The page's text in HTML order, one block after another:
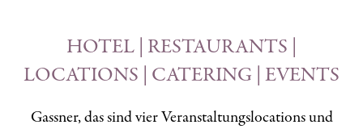
HOTEL | RESTAURANTS |
LOCATIONS | CATERING | EVENTS
Gassner, das sind vier Veranstaltungslocations und